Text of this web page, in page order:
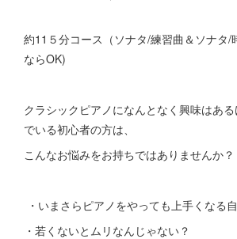
約11５分コース（ソナタ/練習曲＆ソナタ/
ならOK)
クラシックピアノになんとなく興味はあ
でいる初心者の方は、
こんなお悩みをお持ちではありませんか？
・いまさらピアノをやっても上手くなる
・若くないとムリなんじゃない？